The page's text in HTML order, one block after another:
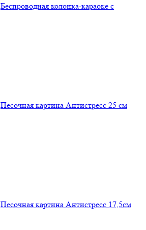
Беспроводная колонка-караоке с
Песочная картина Антистресс 25 см
Песочная картина Антистресс 17,5см